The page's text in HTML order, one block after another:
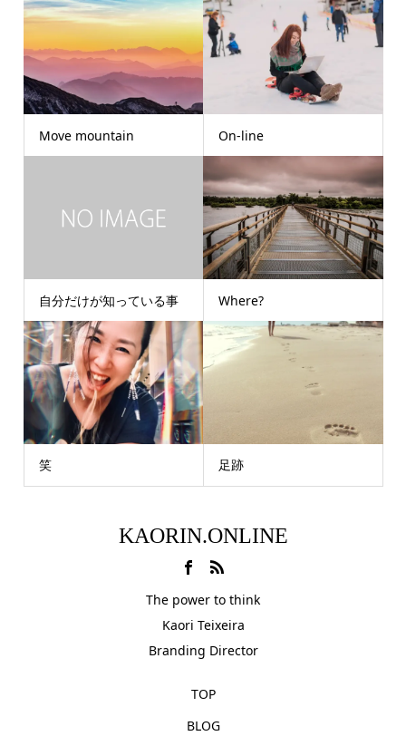
Move mountain On-line
自分だけが知っている事 Where?
笑 足跡
KAORIN.ONLINE
The power to think
Kaori Teixeira
Branding Director
TOP
BLOG